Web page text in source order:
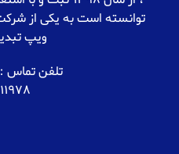
توانسته است به یکی از
ویپ
تلفن تماس : 03191551035